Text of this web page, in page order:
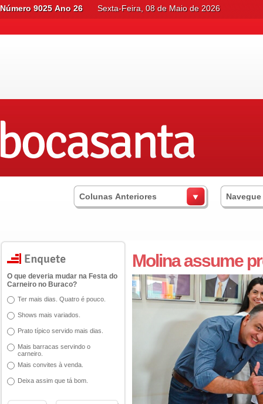
Número 9025 Ano 26 Sexta-Feira, 08 de Maio de 2026
Colunas Anteriores
O que deveria mudar na Festa do
Carneiro no Buraco?
Ter mais dias. Quatro é pouco.
Shows mais variados.
Prato típico servido mais dias.
Mais barracas servindo o
carneiro.
Mais convites à venda.
Deixa assim que tá bom.
Molina assume